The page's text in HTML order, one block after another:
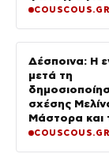
τους
COUSCOUS.GR
Δέσποινα: Η
μετά τη
σχέσης
Μάστορα και
ζήτησε από
COUSCOUS.GR